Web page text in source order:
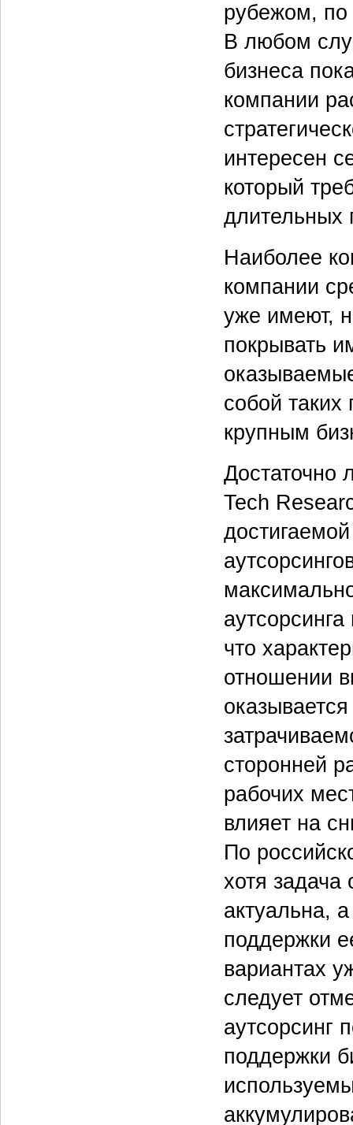
рубежом, по
В любом
бизнеса
компании
интересен
который
длительных
Наиболее
компании
уже имеют,
покрывать
собой таких
крупным
Достаточно
Tech
что
отношении
сторонней
рабочих
влияет на
По
хотя задача
актуальна,
поддержки
вариантах
следует
аутсорсинг
поддержки